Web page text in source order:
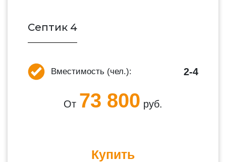
Септик 4
Вместимость (чел.): 2-4
От 73 800 руб.
Купить